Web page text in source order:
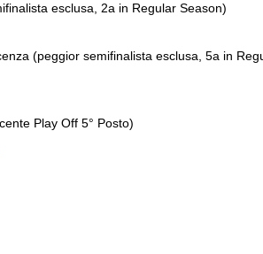
esclusa, 2a in Regular Season)
(peggior semifinalista esclusa, 5a in
Play Off 5° Posto)